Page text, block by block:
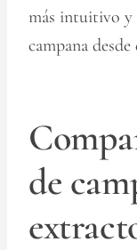
más intuitivo y
campana
de